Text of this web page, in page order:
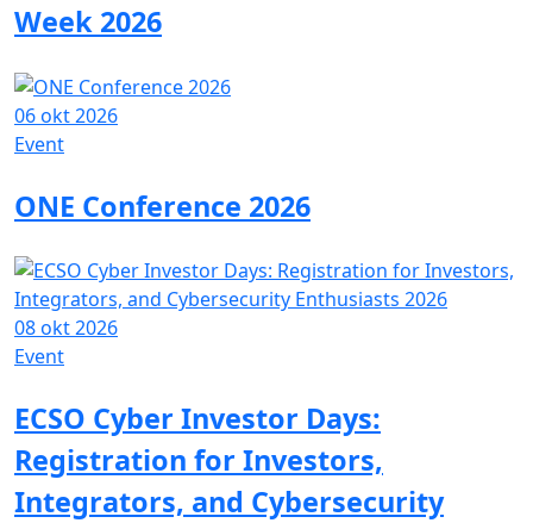
Week 2026
06 okt 2026
Event
ONE Conference 2026
08 okt 2026
Event
ECSO Cyber Investor Days:
Registration for Investors,
Integrators, and Cybersecurity